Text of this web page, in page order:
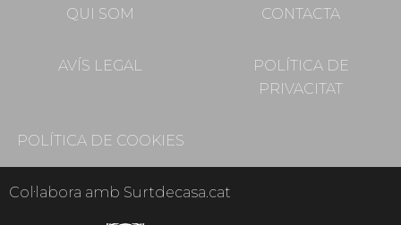
QUI SOM CONTACTA
AVÍS LEGAL
POLÍTICA DE
PRIVACITAT
POLÍTICA DE COOKIES
Col·labora amb Surtdecasa.cat